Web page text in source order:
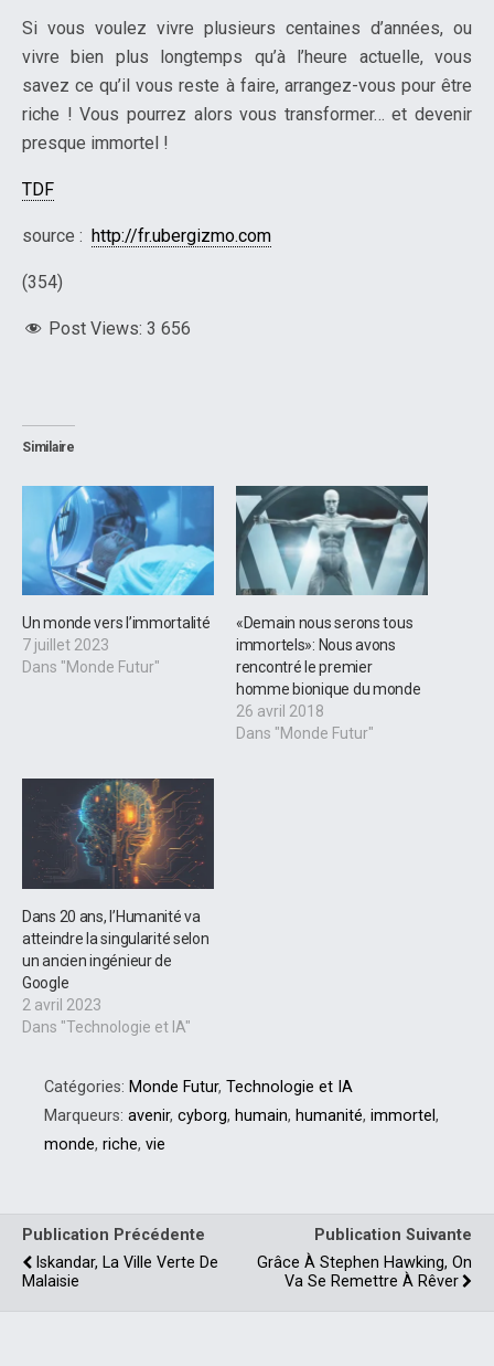
Si vous voulez vivre plusieurs centaines d’années, ou
vivre bien plus longtemps qu’à l’heure actuelle, vous
savez ce qu’il vous reste à faire, arrangez-vous pour être
riche ! Vous pourrez alors vous transformer… et devenir
presque immortel !
TDF
source : http://fr.ubergizmo.com
(354)
Post Views: 3 656
Similaire
Un monde vers l’immortalité
7 juillet 2023
Dans "Monde Futur"
«Demain nous serons tous
immortels»: Nous avons
rencontré le premier
homme bionique du monde
26 avril 2018
Dans "Monde Futur"
Dans 20 ans, l’Humanité va
atteindre la singularité selon
un ancien ingénieur de
Google
2 avril 2023
Dans "Technologie et IA"
Catégories: Monde Futur, Technologie et IA
Marqueurs: avenir, cyborg, humain, humanité, immortel ,
monde, riche, vie
Publication Précédente
Iskandar, La Ville Verte De
Malaisie
Publication Suivante
Grâce À Stephen Hawking, On
Va Se Remettre À Rêver